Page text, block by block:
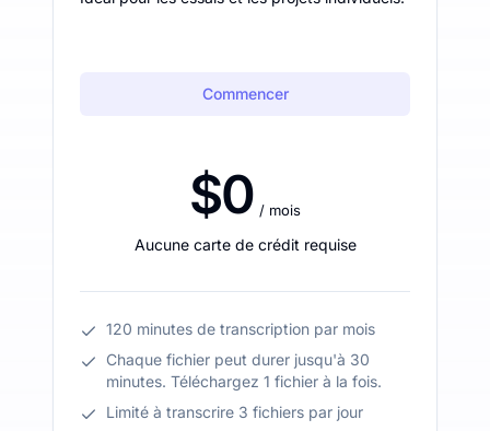
Commencer
$0 / mois
Aucune carte de crédit requise
120 minutes de transcription par mois
Chaque fichier peut durer jusqu'à 30
minutes. Téléchargez 1 fichier à la fois.
Limité à transcrire 3 fichiers par jour